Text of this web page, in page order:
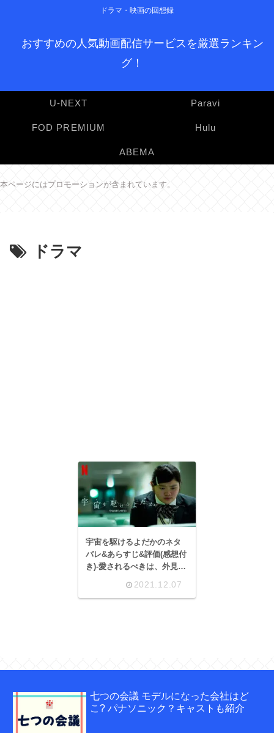
ドラマ・映画の回想録
おすすめの人気動画配信サービスを厳選ランキン
グ！
U-NEXT Paravi
FOD PREMIUM Hulu
ABEMA
本ページにはプロモーションが含まれています。
ドラマ
宇宙を駆けるよだかのネタ
バレ&あらすじ&評価(感想付
き)-愛されるべきは、外見で
2021.12.07
七つの会議 モデルになった会社はど
こ? パナソニック？キャストも紹介